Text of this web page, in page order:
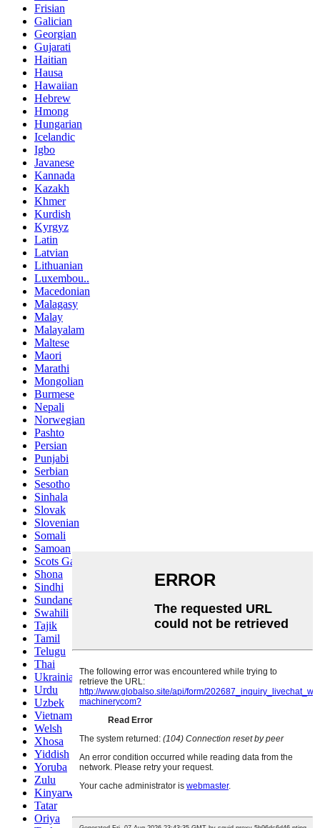
Frisian
Galician
Georgian
Gujarati
Haitian
Hausa
Hawaiian
Hebrew
Hmong
Hungarian
Icelandic
Igbo
Javanese
Kannada
Kazakh
Khmer
Kurdish
Kyrgyz
Latin
Latvian
Lithuanian
Luxembou..
Macedonian
Malagasy
Malay
Malayalam
Maltese
Maori
Marathi
Mongolian
Burmese
Nepali
Norwegian
Pashto
Persian
Punjabi
Serbian
Sesotho
Sinhala
Slovak
Slovenian
Somali
Samoan
Scots Gaelic
Shona
Sindhi
Sundanese
Swahili
Tajik
Tamil
Telugu
Thai
Ukrainian
Urdu
Uzbek
Vietnamese
Welsh
Xhosa
Yiddish
Yoruba
Zulu
Kinyarwanda
Tatar
Oriya